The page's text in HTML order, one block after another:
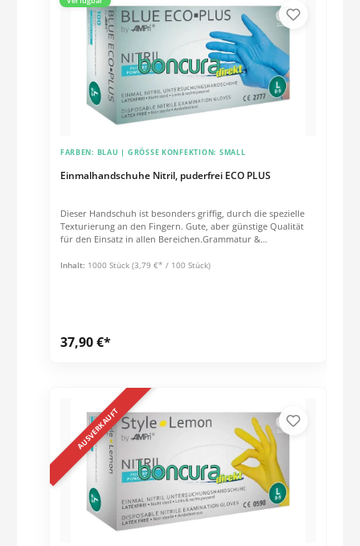
Einmalhandschuhe Nitril, puderfrei ECO PLUS
FARBEN: BLAU | GRÖSSE KONFEKTION: SMALL
Dieser Handschuh ist besonders griffig, durch die spezielle
Texturierung an den Fingern. Gute, aber günstige Qualität
für den Einsatz in allen Bereichen.Grammatur &
Handfläche: 0,06 mm Fingerspitzen: 0,07 mm Eigenschaften:
Klasse 1 nach Richtlinie 93/42/EWG
Inhalt: 1000 Stück (3,79 €* / 100 Stück)
37,90 €*
AUSVERKAUFT